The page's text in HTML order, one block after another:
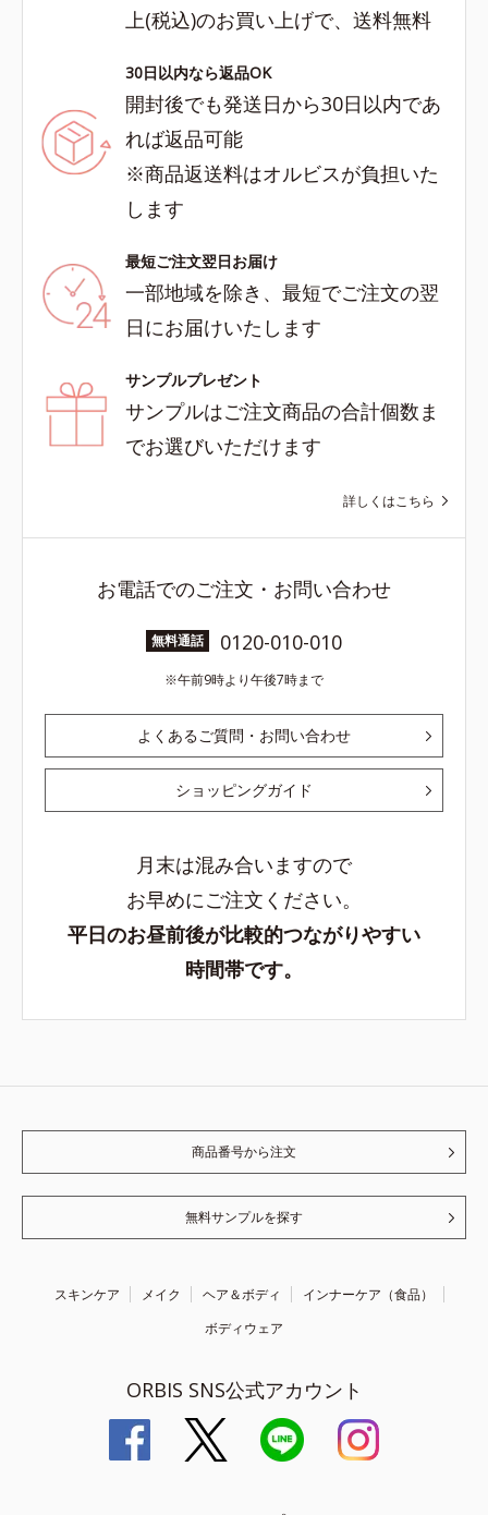
上(税込)のお買い上げで、送料無料
30日以内なら返品OK
開封後でも発送日から30日以内であ
れば返品可能
※商品返送料はオルビスが負担いた
します
最短ご注文翌日お届け
一部地域を除き、最短でご注文の翌
日にお届けいたします
サンプルプレゼント
サンプルはご注文商品の合計個数ま
でお選びいただけます
詳しくはこちら
お電話でのご注文・お問い合わせ
無料通話 0120-010-010
午前9時より午後7時まで
よくあるご質問・お問い合わせ
ショッピングガイド
月末は混み合いますので
お早めにご注文ください。
平日のお昼前後が比較的つながりやすい
時間帯です。
商品番号から注文
無料サンプルを探す
スキンケア メイク ヘア＆ボディ
インナーケア（食品）
ボディウェア
ORBIS SNS公式アカウント